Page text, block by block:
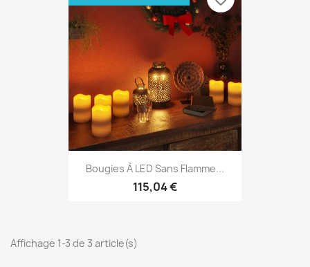
Bougies À LED Sans Flamme...
115,04 €
Affichage 1-3 de 3 article(s)